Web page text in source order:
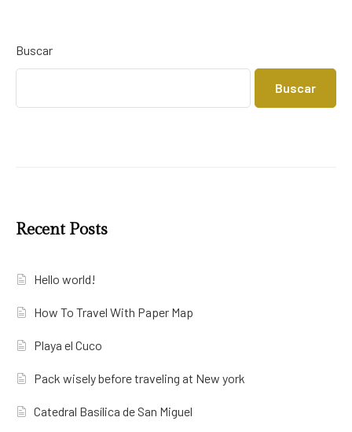
Buscar
Buscar
Recent Posts
Hello world!
How To Travel With Paper Map
Playa el Cuco
Pack wisely before traveling at New york
Catedral Basílica de San Miguel